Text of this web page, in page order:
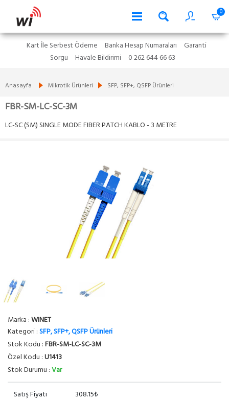
0
Kart İle Serbest Ödeme Banka Hesap Numaraları
Garanti
Sorgu
Havale Bildirimi 0 262 644 66 63
Anasayfa Mikrotik Ürünleri SFP, SFP+, QSFP Ürünleri
FBR-SM-LC-SC-3M
LC-SC (SM) SINGLE MODE FIBER PATCH KABLO - 3 METRE
Marka :WINET
Kategori :SFP, SFP+, QSFP Ürünleri
Stok Kodu :FBR-SM-LC-SC-3M
Özel Kodu :U1413
Stok Durumu :Var
Satış Fiyatı 308.15₺